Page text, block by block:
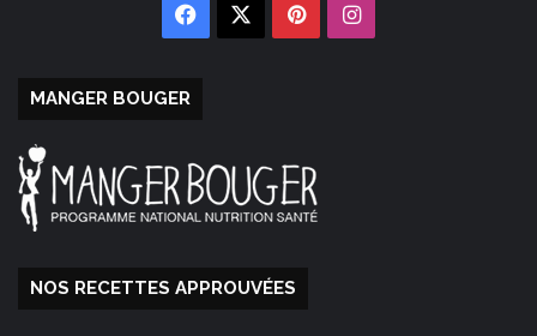
Facebook PinterestInstagram
MANGER BOUGER
NOS RECETTES APPROUVÉES